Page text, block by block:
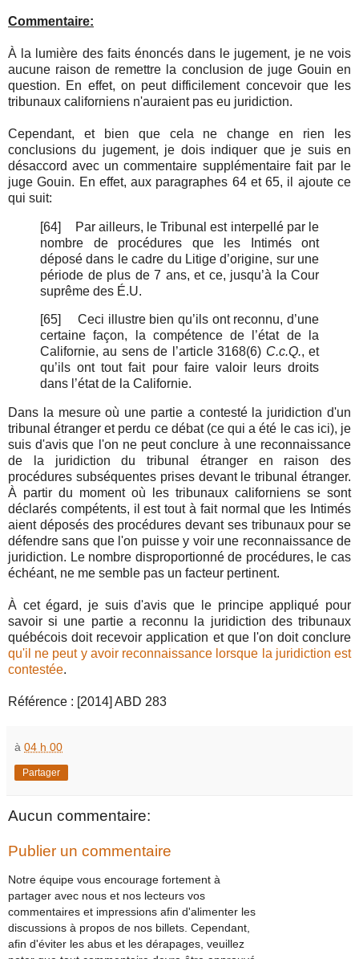
Commentaire:
À la lumière des faits énoncés dans le jugement, je ne vois
aucune raison de remettre la conclusion de juge Gouin en
question. En effet, on peut difficilement concevoir que les
tribunaux californiens n'auraient pas eu juridiction.
Cependant, et bien que cela ne change en rien les
conclusions du jugement, je dois indiquer que je suis en
désaccord avec un commentaire supplémentaire fait par le
juge Gouin. En effet, aux paragraphes 64 et 65, il ajoute ce
qui suit:
[64]
Par ailleurs, le Tribunal est interpellé par le
nombre de procédures que les Intimés ont
déposé dans le cadre du Litige d’origine, sur une
période de plus de 7 ans, et ce, jusqu’à la Cour
suprême des É.U.
[65]
Ceci illustre bien qu’ils ont reconnu, d’une
certaine façon, la compétence de l’état de la
Californie, au sens de l’article 3168(6) C.c.Q., et
qu’ils ont tout fait pour faire valoir leurs droits
dans l’état de la Californie.
Dans la mesure où une partie a contesté la juridiction d'un
tribunal étranger et perdu ce débat (ce qui a été le cas ici), je
suis d'avis que l'on ne peut conclure à une reconnaissance
de la juridiction du tribunal étranger en raison des
procédures subséquentes prises devant le tribunal étranger.
À partir du moment où les tribunaux californiens se sont
déclarés compétents, il est tout à fait normal que les Intimés
aient déposés des procédures devant ses tribunaux pour se
défendre sans que l'on puisse y voir une reconnaissance de
juridiction. Le nombre disproportionné de procédures, le cas
échéant, ne me semble pas un facteur pertinent.
À cet égard, je suis d'avis que le principe appliqué pour
savoir si une partie a reconnu la juridiction des tribunaux
québécois doit recevoir application et que l'on doit conclure
qu'il ne peut y avoir reconnaissance lorsque la juridiction est
contestée.
Référence : [2014] ABD 283
à 04 h 00
Partager
Aucun commentaire:
Publier un commentaire
Notre équipe vous encourage fortement à
partager avec nous et nos lecteurs vos
commentaires et impressions afin d'alimenter les
discussions à propos de nos billets. Cependant,
afin d'éviter les abus et les dérapages, veuillez